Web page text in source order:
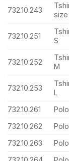
732.10.243
size
732.10.251
S
732.10.252
M
732.10.253
L
732.10.261
732.10.262
732.10.263